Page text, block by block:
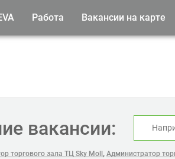
Работа Вакансии на карте
вакансии:
торгового зала ТЦ Sky Moll , Администратор